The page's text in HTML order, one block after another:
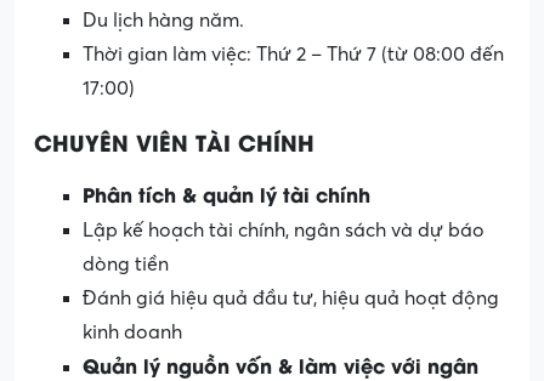
Du lịch hàng năm.
Thời gian làm việc: Thứ 2 – Thứ 7 (từ 08:00 đến
17:00)
CHUYÊN VIÊN TÀI CHÍNH
Phân tích & quản lý tài chính
Lập kế hoạch tài chính, ngân sách và dự báo
dòng tiền
Đánh giá hiệu quả đầu tư, hiệu quả hoạt động
kinh doanh
Quản lý nguồn vốn & làm việc với ngân